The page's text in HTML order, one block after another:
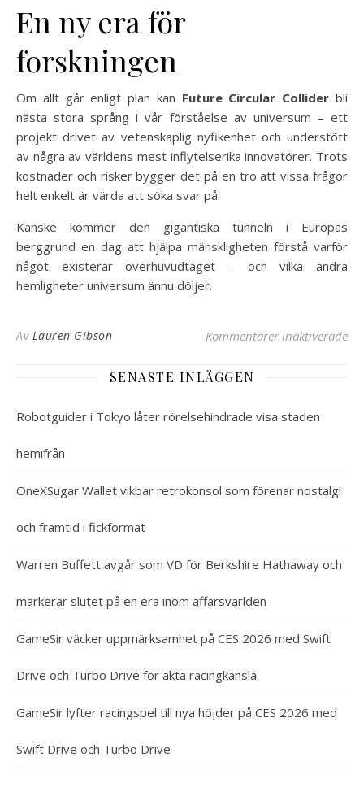
En ny era för
forskningen
Om allt går enligt plan kan Future Circular Collider bli
nästa stora språng i vår förståelse av universum – ett
projekt drivet av vetenskaplig nyfikenhet och understött
av några av världens mest inflytelserika innovatörer. Trots
kostnader och risker bygger det på en tro att vissa frågor
helt enkelt är värda att söka svar på.
Kanske kommer den gigantiska tunneln i Europas
berggrund en dag att hjälpa mänskligheten förstå varför
något existerar överhuvudtaget – och vilka andra
hemligheter universum ännu döljer.
Av Lauren Gibson Kommentarer inaktiveradeför
SENASTE INLÄGGEN
Robotguider i Tokyo låter rörelsehindrade visa staden
hemifrån
OneXSugar Wallet vikbar retrokonsol som förenar nostalgi
och framtid i fickformat
Warren Buffett avgår som VD för Berkshire Hathaway och
markerar slutet på en era inom affärsvärlden
GameSir väcker uppmärksamhet på CES 2026 med Swift
Drive och Turbo Drive för äkta racingkänsla
GameSir lyfter racingspel till nya höjder på CES 2026 med
Swift Drive och Turbo Drive